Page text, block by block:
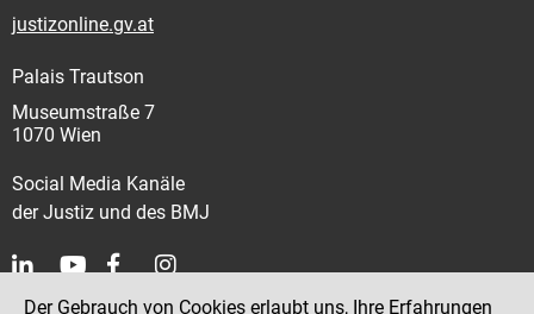
justizonline.gv.at
Palais Trautson
Museumstraße 7
1070 Wien
Social Media Kanäle
der Justiz und des BMJ
Der Gebrauch von Cookies erlaubt uns, Ihre Erfahrungen